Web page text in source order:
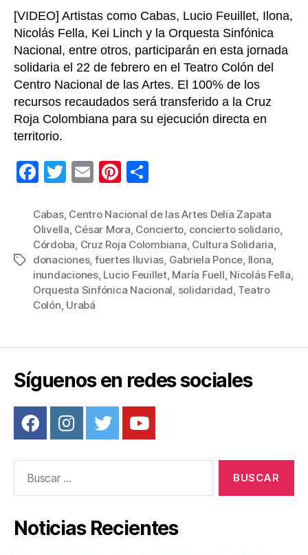
[VIDEO] Artistas como Cabas, Lucio Feuillet, Ilona,
Nicolás Fella, Kei Linch y la Orquesta Sinfónica
Nacional, entre otros, participarán en esta jornada
solidaria el 22 de febrero en el Teatro Colón del
Centro Nacional de las Artes. El 100% de los
recursos recaudados será transferido a la Cruz
Roja Colombiana para su ejecución directa en
territorio.
F
c
e
b
o
o
T
tt
er
E
ail
Pi
er
e
st
m
p
ar
tir
Etiquetas
Cabas, Centro Nacional de las Artes Delia Zapata
Olivella, César Mora, Concierto, concierto solidario,
Córdoba, Cruz Roja Colombiana, Cultura Solidaria,
donaciones, fuertes lluvias, Gabriela Ponce, Ilona,
inundaciones, Lucio Feuillet, María Fuell, Nicolás Fella,
Orquesta Sinfónica Nacional, solidaridad, Teatro
Colón, Urabá
Síguenos en redes sociales
Noticias Recientes